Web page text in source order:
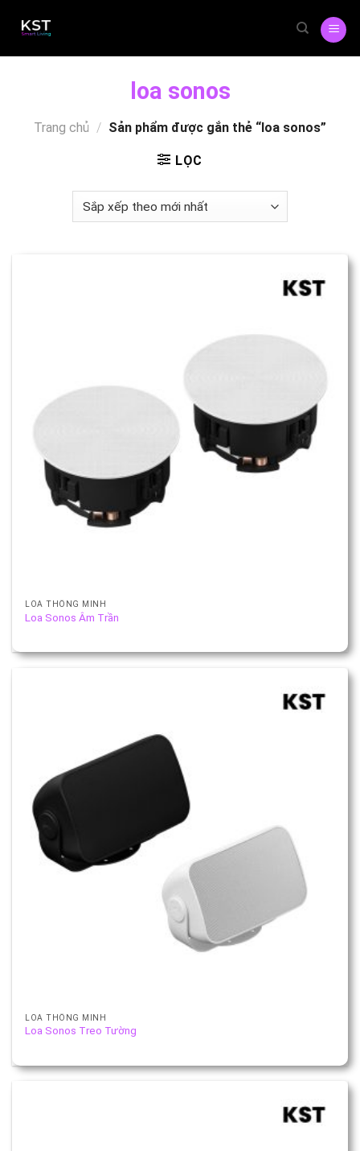
loa sonos
Trang chủ / Sản phẩm được gắn thẻ “loa sonos”
LỌC
LOA THÔNG MINH
Loa Sonos Âm Trần
LOA THÔNG MINH
Loa Sonos Treo Tường